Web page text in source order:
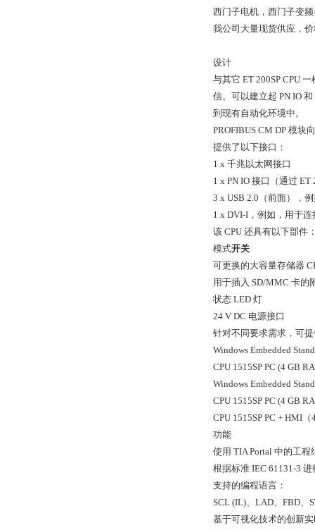
西门子电机，西门子变
我公司大量现货供应，
设计
与其它 ET 200SP CPU
信。可以建立起 PN IO
到现有自动化环境中。
PROFIBUS CM DP 模块
提供了以下接口：
1 x 千兆以太网接口
1 x PN IO 接口（通过
3 x USB 2.0（前面），
1 x DVI-I，例如，用于
该 CPU 还具有以下部件
模式开关
可更换的大容量存储器
用于插入 SD/MMC 卡的
状态 LED 灯
24 V DC 电源接口
针对不同要求需求，可
Windows Embedded
CPU 1515SP PC (4 GB
Windows Embedded
CPU 1515SP PC (4 GB
CPU 1515SP PC + HMI
功能
使用 TIA Portal 中的工程
根据标准 IEC 61131-3 进
支持的编程语言：
SCL (IL)、LAD、FBD、
基于可视化技术的创新